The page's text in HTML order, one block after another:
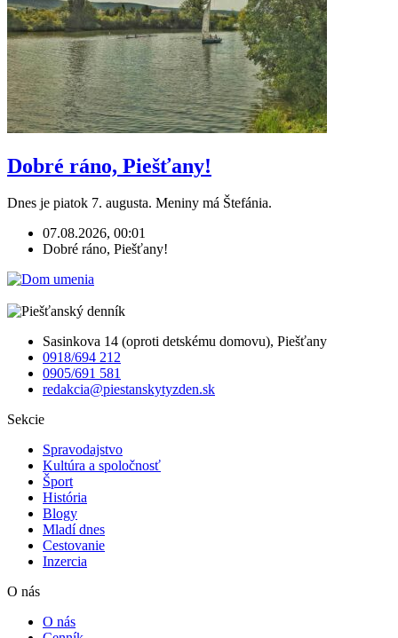
Dobré ráno, Piešťany!
Dnes je piatok 7. augusta. Meniny má Štefánia.
07.08.2026, 00:01
Dobré ráno, Piešťany!
Sasinkova 14 (oproti detskému domovu), Piešťany
0918/694 212
0905/691 581
redakcia@piestanskytyzden.sk
Sekcie
Spravodajstvo
Kultúra a spoločnosť
Šport
História
Blogy
Mladí dnes
Cestovanie
Inzercia
O nás
O nás